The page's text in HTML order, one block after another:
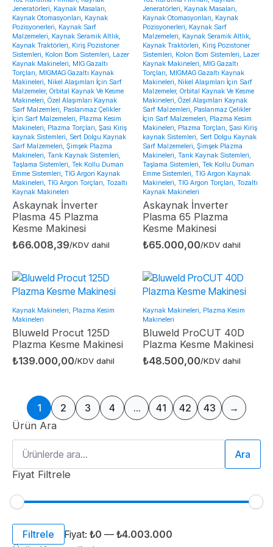
Jeneratörleri, Kaynak Masaları,
Kaynak Otomasyonları, Kaynak
Pozisyonerleri, Kaynak Sarf
Malzemeleri, Kaynak Seramik Altlık,
Kaynak Traktörleri, Kiriş Pozistoner
Sistemleri, Kolon Bom Sistemleri, Lazer
Kaynak Makineleri, MIG Gazaltı
Torçları, MIGMAG Gazaltı Kaynak
Makineleri, Nikel Alaşımları İçin Sarf
Malzemeler, Orbital Kaynak Ve Kesme
Makineleri, Özel Alaşımları Kaynak
Sarf Malzemleri, Paslanmaz Çelikler
İçin Sarf Malzemeleri, Plazma Kesim
Makineleri, Plazma Torçları, Şasi Kiriş
kaynak Sistemleri, Sert Dolgu Kaynak
Sarf Malzemeleri, Şimşek Plazma
Makineleri, Tank Kaynak Sistemleri,
Taşlama Sistemleri, Tek Kollu Duman
Emme Sistemleri, TIG Argon Kaynak
Makineleri, TIG Argon Torçları, Tozaltı
Kaynak Makineleri
Askaynak İnverter
Plasma 45 Plazma
Kesme Makinesi
₺66.008,39/KDV dahil
Jeneratörleri, Kaynak Masaları,
Kaynak Otomasyonları, Kaynak
Pozisyonerleri, Kaynak Sarf
Malzemeleri, Kaynak Seramik Altlık,
Kaynak Traktörleri, Kiriş Pozistoner
Sistemleri, Kolon Bom Sistemleri, Lazer
Kaynak Makineleri, MIG Gazaltı
Torçları, MIGMAG Gazaltı Kaynak
Makineleri, Nikel Alaşımları İçin Sarf
Malzemeler, Orbital Kaynak Ve Kesme
Makineleri, Özel Alaşımları Kaynak
Sarf Malzemleri, Paslanmaz Çelikler
İçin Sarf Malzemeleri, Plazma Kesim
Makineleri, Plazma Torçları, Şasi Kiriş
kaynak Sistemleri, Sert Dolgu Kaynak
Sarf Malzemeleri, Şimşek Plazma
Makineleri, Tank Kaynak Sistemleri,
Taşlama Sistemleri, Tek Kollu Duman
Emme Sistemleri, TIG Argon Kaynak
Makineleri, TIG Argon Torçları, Tozaltı
Kaynak Makineleri
Askaynak İnverter
Plasma 65 Plazma
Kesme Makinesi
₺65.000,00/KDV dahil
Kaynak Makineleri, Plazma Kesim
Makineleri
Bluweld Procut 125D
Plazma Kesme Makinesi
₺139.000,00/KDV dahil
Kaynak Makineleri, Plazma Kesim
Makineleri
Bluweld ProCUT 40D
Plazma Kesme Makinesi
₺48.500,00/KDV dahil
1 2 3 4 … 41 42 43
→
Ürün Ara
Ara:
Ara
Fiyat Filtrele
En
düşük
En
yüksek
Filtrele Fiyat: ₺0 — ₺4.003.000